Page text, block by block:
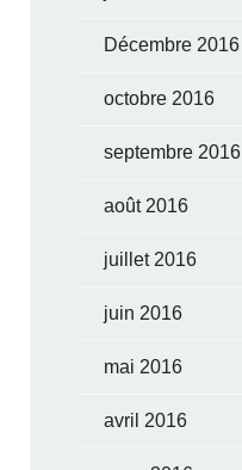
Décembre 2016
octobre 2016
septembre 2016
août 2016
juillet 2016
juin 2016
mai 2016
avril 2016